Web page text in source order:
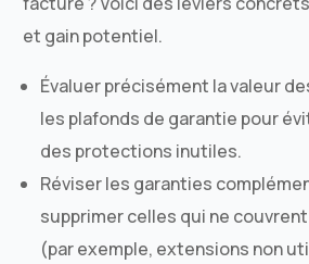
et gain potentiel.
Évaluer précisément la valeur
les plafonds de garantie pour
des protections inutiles.
Réviser les garanties
supprimer celles qui ne
(par exemple, extensions non